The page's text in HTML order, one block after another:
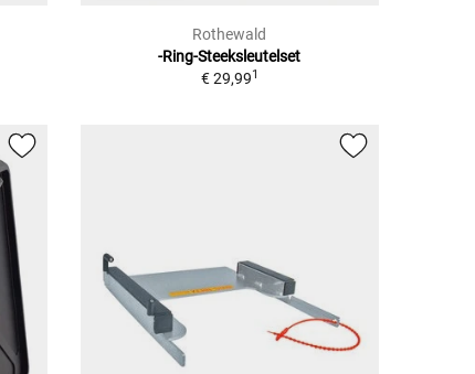
Rothewald
-Ring-Steeksleutelset
€ 29,991